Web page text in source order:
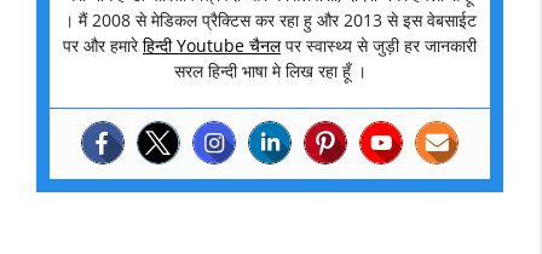
। मैं 2008 से मेडिकल प्रैक्टिस कर रहा हु और 2013 से इस वेबसाईट
पर और हमारेहिन्दी Youtube चैनलपर स्वास्थ्य से जुड़ी हर जानकारी
सरल हिन्दी भाषा मे लिख रहा हूँ ।